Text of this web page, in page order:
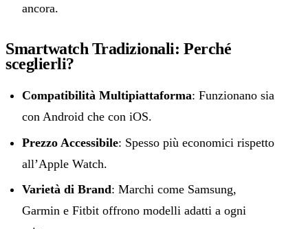
ancora.
Smartwatch Tradizionali: Perché
sceglierli?
Compatibilità Multipiattaforma: Funzionano sia
con Android che con iOS.
Prezzo Accessibile: Spesso più economici rispetto
all’Apple Watch.
Varietà di Brand: Marchi come Samsung,
Garmin e Fitbit offrono modelli adatti a ogni